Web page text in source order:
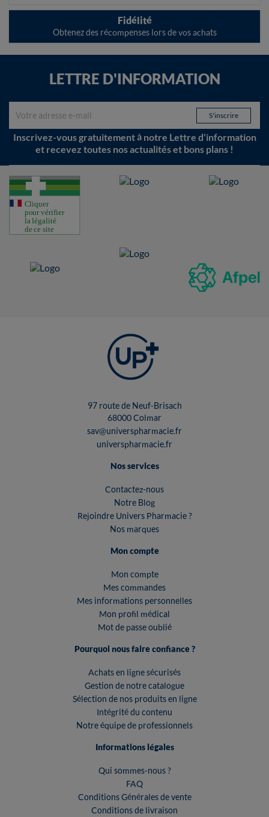
Fidélité
Obtenez des récompenses lors de vos achats
LETTRE D'INFORMATION
Inscrivez-vous gratuitement à notre Lettre d'information
et recevez toutes nos actualités et bons plans !
97 route de Neuf-Brisach
68000 Colmar
sav@universpharmacie.fr
universpharmacie.fr
Nos services
Contactez-nous
Notre Blog
Rejoindre Univers Pharmacie ?
Nos marques
Mon compte
Mon compte
Mes commandes
Mes informations personnelles
Mon profil médical
Mot de passe oublié
Pourquoi nous faire confiance ?
Achats en ligne sécurisés
Gestion de notre catalogue
Sélection de nos produits en ligne
Intégrité du contenu
Notre équipe de professionnels
Informations légales
Qui sommes-nous ?
FAQ
Conditions Générales de vente
Conditions de livraison